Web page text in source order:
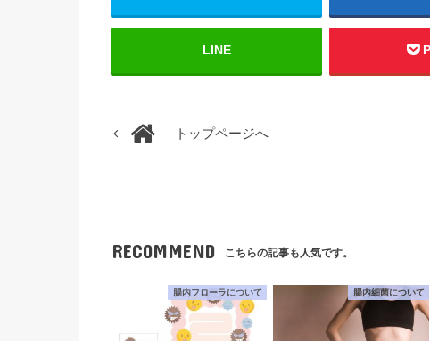
LINE
トップページへ
RECOMMEND こちらの記事も人気です。
腸内フローラについて 腸内細菌について